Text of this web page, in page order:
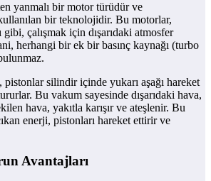
yanmalı bir motor türüdür ve
bir teknolojidir. Bu motorlar,
gibi, çalışmak için dışarıdaki atmosfer
herhangi bir ek bir basınç kaynağı (turbo
silindir içinde yukarı aşağı hareket
Bu vakum sayesinde dışarıdaki hava,
hava, yakıtla karışır ve ateşlenir. Bu
enerji, pistonları hareket ettirir ve
Avantajları